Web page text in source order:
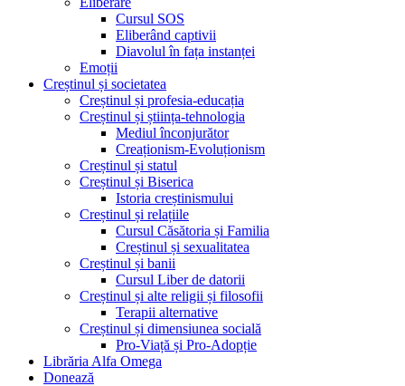
Cursul SOS
Eliberând captivii
Diavolul în fața instanței
Emoții
Creștinul și societatea
Creștinul și profesia-educația
Creștinul și știința-tehnologia
Mediul înconjurător
Creaționism-Evoluționism
Creștinul și statul
Creștinul și Biserica
Istoria creștinismului
Creștinul și relațiile
Cursul Căsătoria și Familia
Creștinul și sexualitatea
Creștinul și banii
Cursul Liber de datorii
Creștinul și alte religii și filosofii
Terapii alternative
Creștinul și dimensiunea socială
Pro-Viață și Pro-Adopție
Librăria Alfa Omega
Donează